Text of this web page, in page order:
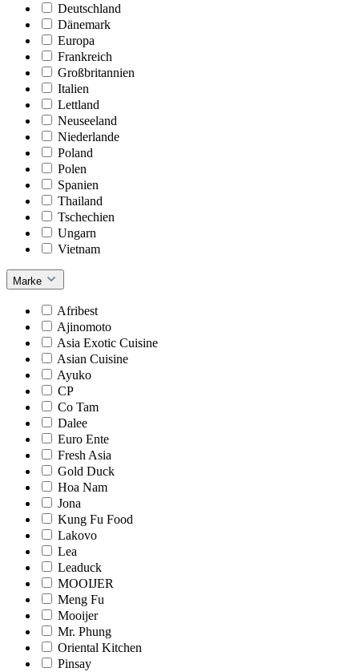
Deutschland
Dänemark
Europa
Frankreich
Großbritannien
Italien
Lettland
Neuseeland
Niederlande
Poland
Polen
Spanien
Thailand
Tschechien
Ungarn
Vietnam
Marke
Afribest
Ajinomoto
Asia Exotic Cuisine
Asian Cuisine
Ayuko
CP
Co Tam
Dalee
Euro Ente
Fresh Asia
Gold Duck
Hoa Nam
Jona
Kung Fu Food
Lakovo
Lea
Leaduck
MOOIJER
Meng Fu
Mooijer
Mr. Phung
Oriental Kitchen
Pinsay